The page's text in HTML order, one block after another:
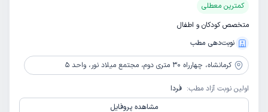
کمترین معطلی
متخصص کودکان و اطفال
نوبت‌دهی مطب
کرمانشاه، چهارراه 30 متری دوم، مجتمع میلاد نور، واحد 5
اولین نوبت آزاد مطب: فردا
مشاهده پروفایل